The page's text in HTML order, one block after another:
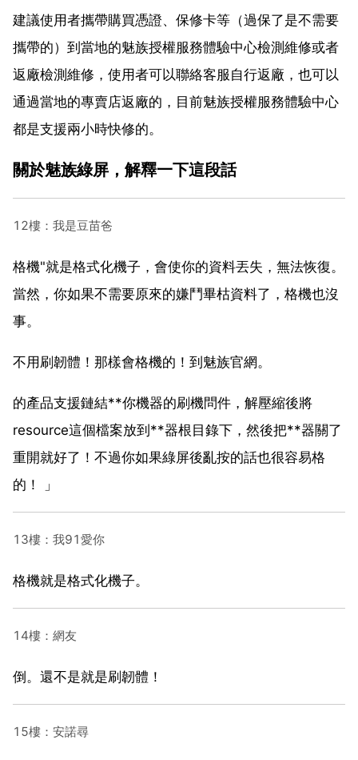
建議使用者攜帶購買憑證、保修卡等（過保了是不需要
攜帶的）到當地的魅族授權服務體驗中心檢測維修或者
返廠檢測維修，使用者可以聯絡客服自行返廠，也可以
通過當地的專賣店返廠的，目前魅族授權服務體驗中心
都是支援兩小時快修的。
關於魅族綠屏，解釋一下這段話
12樓：我是豆苗爸
格機"就是格式化機子，會使你的資料丟失，無法恢復。
當然，你如果不需要原來的嫌鬥畢枯資料了，格機也沒
事。
不用刷韌體！那樣會格機的！到魅族官網。
的產品支援鏈結**你機器的刷機問件，解壓縮後將
resource這個檔案放到**器根目錄下，然後把**器關了
重開就好了！不過你如果綠屏後亂按的話也很容易格
的！ 」
13樓：我91愛你
格機就是格式化機子。
14樓：網友
倒。還不是就是刷韌體！
15樓：安諾尋